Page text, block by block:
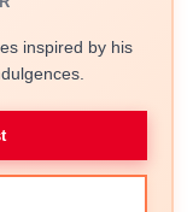
inspired by his